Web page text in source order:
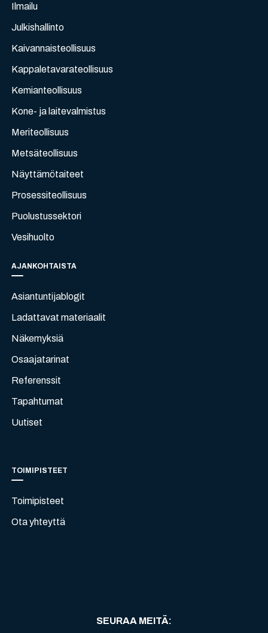
Ilmailu
Julkishallinto
Kaivannaisteollisuus
Kappaletavarateollisuus
Kemianteollisuus
Kone- ja laitevalmistus
Meriteollisuus
Metsäteollisuus
Näyttämötaiteet
Prosessiteollisuus
Puolustussektori
Vesihuolto
AJANKOHTAISTA
Asiantuntijablogit
Ladattavat materiaalit
Näkemyksiä
Osaajatarinat
Referenssit
Tapahtumat
Uutiset
TOIMIPISTEET
Toimipisteet
Ota yhteyttä
SEURAA MEITÄ: